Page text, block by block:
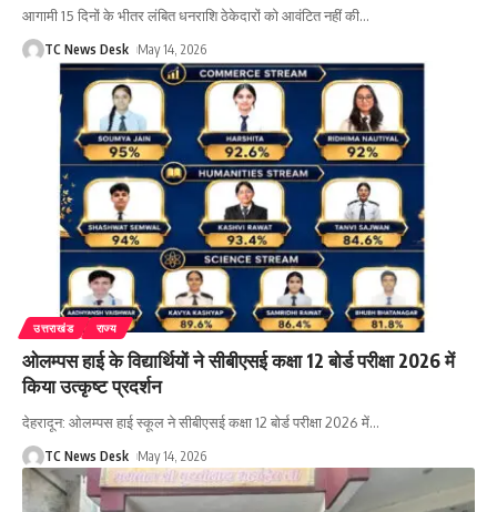
आगामी 15 दिनों के भीतर लंबित धनराशि ठेकेदारों को आवंटित नहीं की…
TC News Desk May 14, 2026
उत्तराखंड राज्य
ओलम्पस हाई के विद्यार्थियों ने सीबीएसई कक्षा 12 बोर्ड परीक्षा 2026 में
किया उत्कृष्ट प्रदर्शन
देहरादून: ओलम्पस हाई स्कूल ने सीबीएसई कक्षा 12 बोर्ड परीक्षा 2026 में…
TC News Desk May 14, 2026